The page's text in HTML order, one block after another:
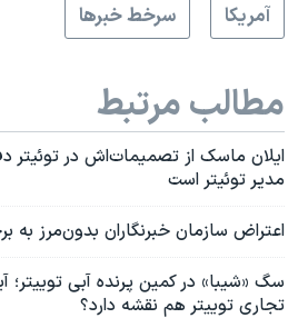
آمريکا
سرخط خبرها
مطالب مرتبط
ایلان ماسک از تصمیمات‌اش در توئیتر
مدیر توئیتر است
اعتراض سازمان خبرنگاران بدون‌مرز به
سگ «شیبا» در کمین پرنده آبی توییتر؛
تجاری توییتر هم نقشه دارد؟